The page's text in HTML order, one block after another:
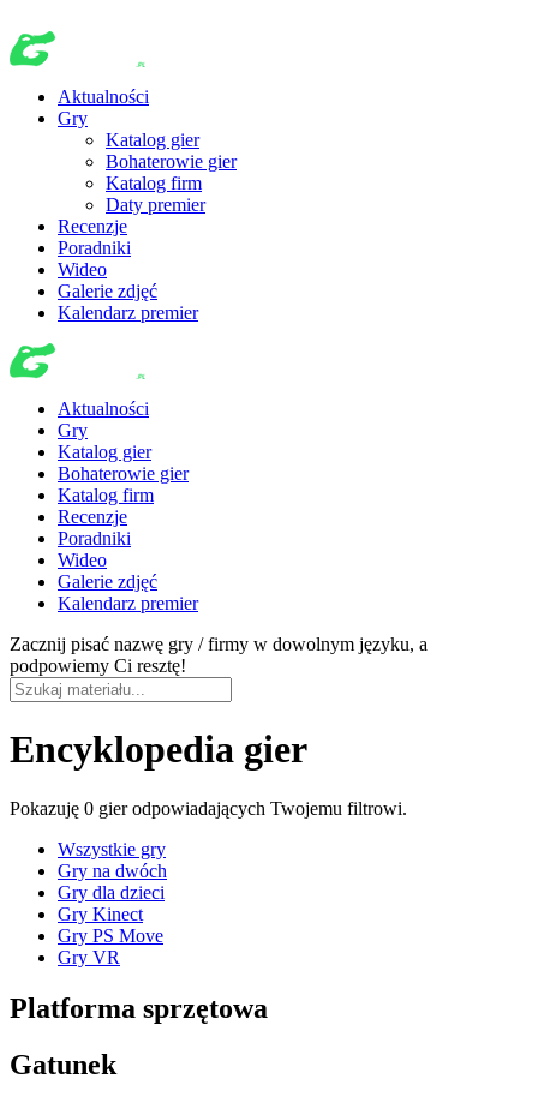
Aktualności
Gry
Katalog gier
Bohaterowie gier
Katalog firm
Daty premier
Recenzje
Poradniki
Wideo
Galerie zdjęć
Kalendarz premier
Aktualności
Gry
Katalog gier
Bohaterowie gier
Katalog firm
Recenzje
Poradniki
Wideo
Galerie zdjęć
Kalendarz premier
Zacznij pisać nazwę gry / firmy w dowolnym języku, a
podpowiemy Ci resztę!
Encyklopedia gier
Pokazuję 0 gierodpowiadających Twojemu filtrowi.
Wszystkie gry
Gry na dwóch
Gry dla dzieci
Gry Kinect
Gry PS Move
Gry VR
Platforma sprzętowa
Gatunek